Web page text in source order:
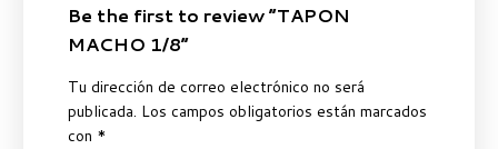
Be the first to review “TAPON
MACHO 1/8”
Tu dirección de correo electrónico no será
publicada. Los campos obligatorios están marcados
con *